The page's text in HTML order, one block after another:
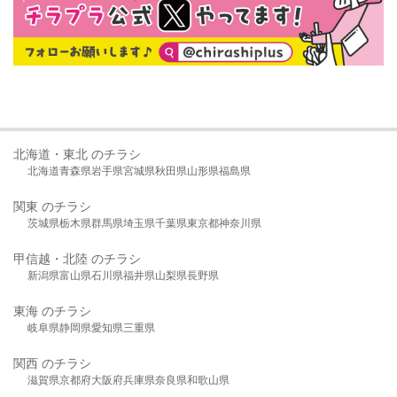
北海道・東北 のチラシ
北海道青森県岩手県宮城県秋田県山形県福島県
関東 のチラシ
茨城県栃木県群馬県埼玉県千葉県東京都神奈川県
甲信越・北陸 のチラシ
新潟県富山県石川県福井県山梨県長野県
東海 のチラシ
岐阜県静岡県愛知県三重県
関西 のチラシ
滋賀県京都府大阪府兵庫県奈良県和歌山県